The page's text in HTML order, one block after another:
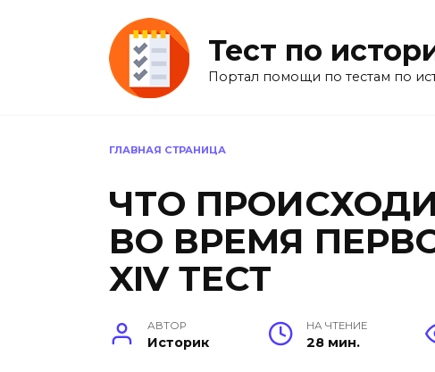
Тест по
Портал помощи по тестам по
ГЛАВНАЯ СТРАНИЦА
ЧТО
ВО ВРЕМЯ
XIV ТЕСТ
АВТОР
Историк
НА ЧТЕНИЕ
28 мин.